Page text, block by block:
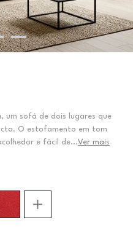
um sofá de dois lugares que
O estofamento em tom
e fácil de...Ver mais